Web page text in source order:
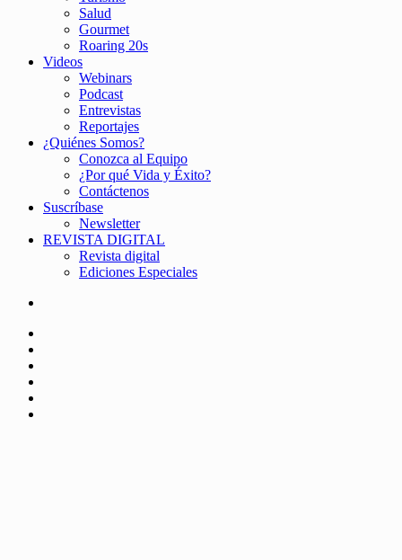
Salud
Gourmet
Roaring 20s
Videos
Webinars
Podcast
Entrevistas
Reportajes
¿Quiénes Somos?
Conozca al Equipo
¿Por qué Vida y Éxito?
Contáctenos
Suscríbase
Newsletter
REVISTA DIGITAL
Revista digital
Ediciones Especiales